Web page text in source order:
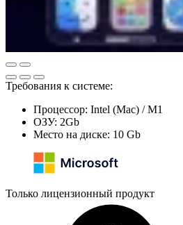
Требования к системе:
Процессор: Intel (Mac) / M1
ОЗУ: 2Gb
Место на диске: 10 Gb
Только лицензионный продукт